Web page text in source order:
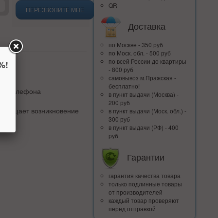
ПЕРЕЗВОНИТЕ МНЕ
телефона
возникновение
QR
Доставка
по Москве - 350 руб
по Моск. обл. - 500 руб
по всей Росcии до квартиры
- 800 руб
самовывоз м.Пражская -
бесплатно!
в пункт выдачи (Москва) -
200 руб
в пункт выдачи (Моск. обл.) -
300 руб
в пункт выдачи (РФ) - 400
руб
Гарантии
гарантия качества товара
только подлинные товары
от производителей
каждый товар проверяют
перед отправкой